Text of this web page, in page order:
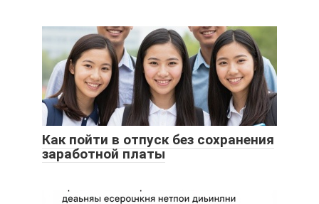
Как пойти в отпуск без сохранения
заработной платы